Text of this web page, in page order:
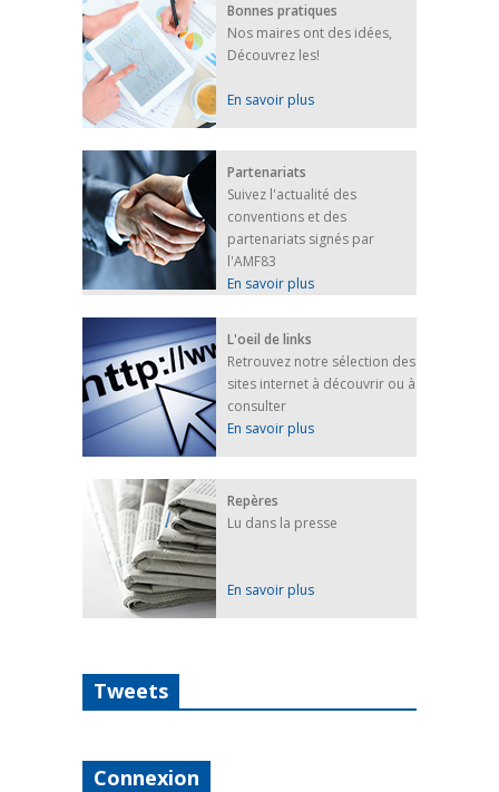
Bonnes pratiques
Nos maires ont des idées,
Découvrez les!
En savoir plus
Partenariats
Suivez l'actualité des
conventions et des
partenariats signés par
l'AMF83
En savoir plus
L'oeil de links
Retrouvez notre sélection des
sites internet à découvrir ou à
consulter
En savoir plus
Repères
Lu dans la presse
En savoir plus
Tweets
Connexion